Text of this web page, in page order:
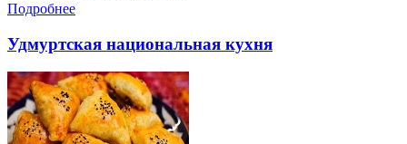
Подробнее
Удмуртская национальная кухня